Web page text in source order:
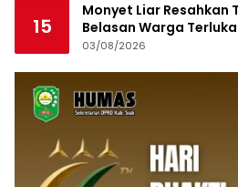
15
Monyet Liar Resahkan
Belasan Warga
03/08/2026